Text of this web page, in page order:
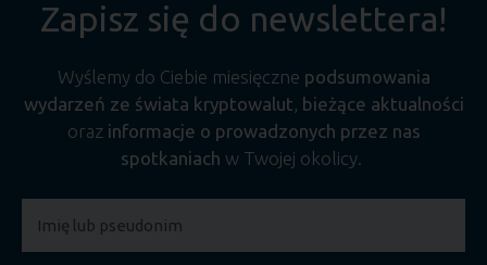
Zapisz się do newslettera!
Wyślemy do Ciebie miesięczne podsumowania
wydarzeń ze świata kryptowalut, bieżące aktualności
oraz informacje o prowadzonych przez nas
spotkaniach w Twojej okolicy.